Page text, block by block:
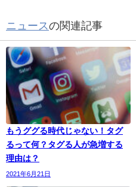
ニュースの関連記事
もうググる時代じゃない！タグ
るって何？タグる人が急増する
理由は？
2021年6月21日